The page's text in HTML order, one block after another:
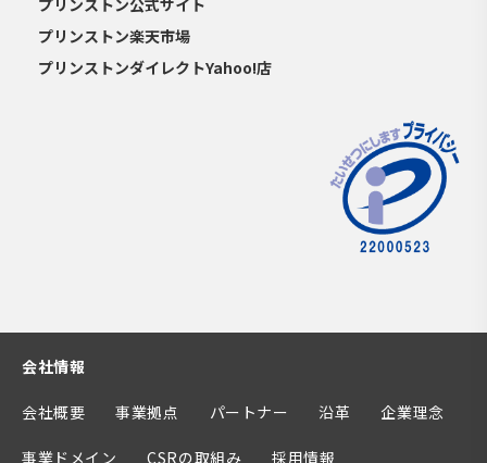
プリンストン公式サイト
プリンストン楽天市場
プリンストンダイレクトYahoo!店
会社情報
会社概要 事業拠点 パートナー 沿革 企業理念
事業ドメイン CSRの取組み 採用情報